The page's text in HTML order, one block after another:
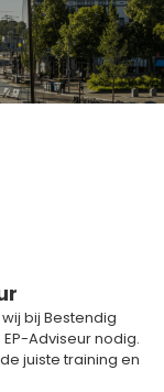
bij Bestendig
Adviseur nodig.
juiste training en